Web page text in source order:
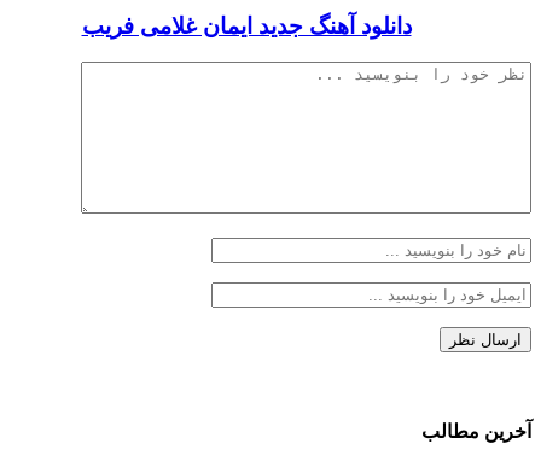
دانلود آهنگ جدید ایمان غلامی فریب
آخرین مطالب